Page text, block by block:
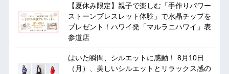
【夏休み限定】親子で楽しむ「手作りパワー
ストーンブレスレット体験」で水晶チップを
プレゼント！ハワイ発「マルラニハワイ」表
参道店
はいた瞬間、シルエットに感動！ 8月10日
（月）、美しいシルエットとリラックス感の